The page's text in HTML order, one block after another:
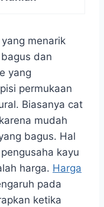
menarik
dan
yang
permukaan
Biasanya cat
mudah
bagus. Hal
kayu
harga. Harga
pada
ketika